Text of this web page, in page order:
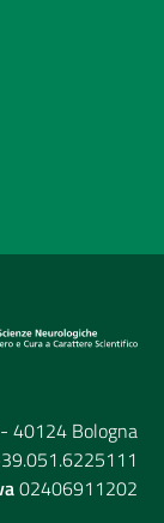
40124 Bologna
02406911202